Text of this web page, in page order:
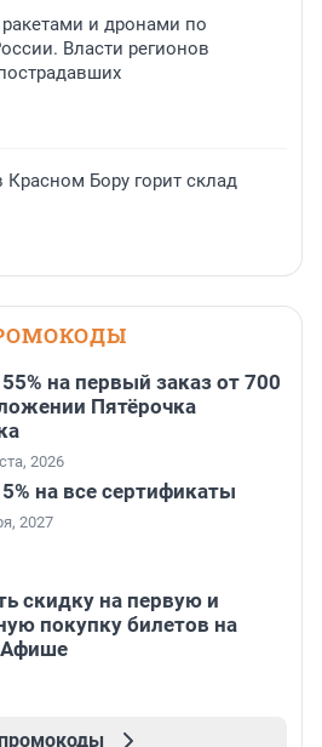
и дронами по
Власти регионов
Красном Бору горит склад
на первый заказ от 700
Пятёрочка
2026
на все сертификаты
2027
скидку на первую и
покупку билетов на